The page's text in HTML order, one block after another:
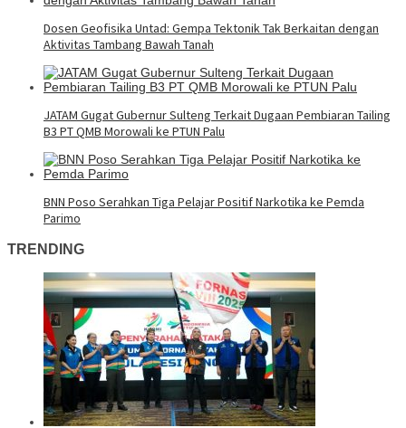
Dosen Geofisika Untad: Gempa Tektonik Tak Berkaitan dengan
Aktivitas Tambang Bawah Tanah
JATAM Gugat Gubernur Sulteng Terkait Dugaan Pembiaran Tailing
B3 PT QMB Morowali ke PTUN Palu
BNN Poso Serahkan Tiga Pelajar Positif Narkotika ke Pemda
Parimo
TRENDING